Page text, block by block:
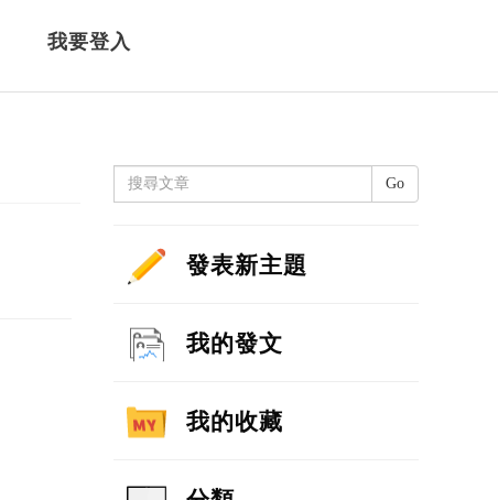
我要登入
Go
發表新主題
我的發文
我的收藏